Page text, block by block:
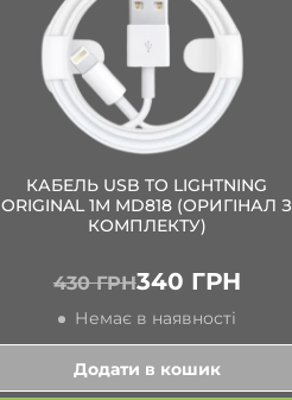
КАБЕЛЬ USB TO LIGHTNING
ORIGINAL 1M MD818 (ОРИГІНАЛ З
КОМПЛЕКТУ)
430 ГРН340 ГРН
Немає в наявності
Додати в кошик